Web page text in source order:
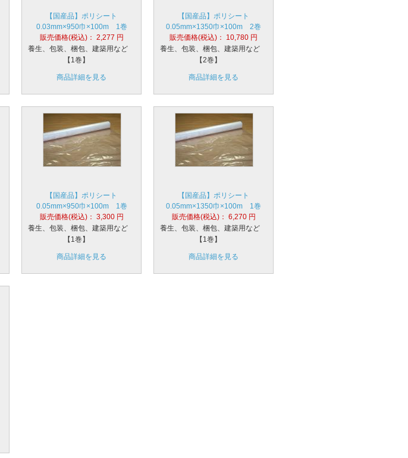
【国産品】ポリシート
0.03mm×950巾×100m 1巻
販売価格(税込)： 2,277 円
養生、包装、梱包、建築用など
【1巻】
商品詳細を見る
【国産品】ポリシート
0.05mm×1350巾×100m 2巻
販売価格(税込)： 10,780 円
養生、包装、梱包、建築用など
【2巻】
商品詳細を見る
【国産品】ポリシート
0.05mm×950巾×100m 1巻
販売価格(税込)： 3,300円
養生、包装、梱包、建築用など
【1巻】
商品詳細を見る
【国産品】ポリシート
0.05mm×1350巾×100m 1巻
販売価格(税込)： 6,270円
養生、包装、梱包、建築用など
【1巻】
商品詳細を見る